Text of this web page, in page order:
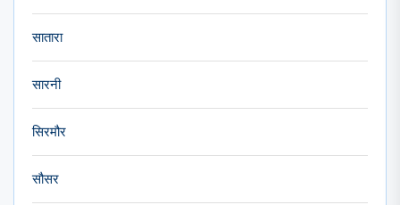
सातारा
सारनी
सिरमौर
सौसर